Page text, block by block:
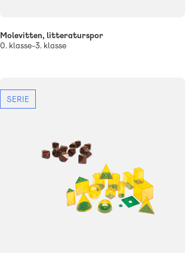
Molevitten, litteraturspor
0. klasse-3. klasse
SERIE